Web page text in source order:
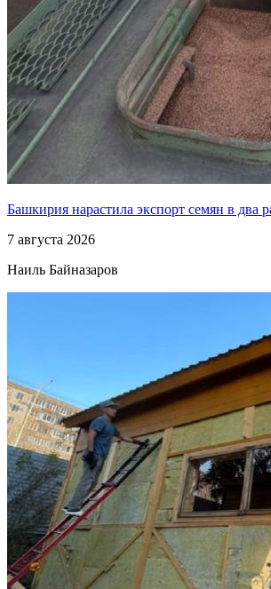
Башкирия нарастила экспорт семян в два
7 августа 2026
Наиль Байназаров